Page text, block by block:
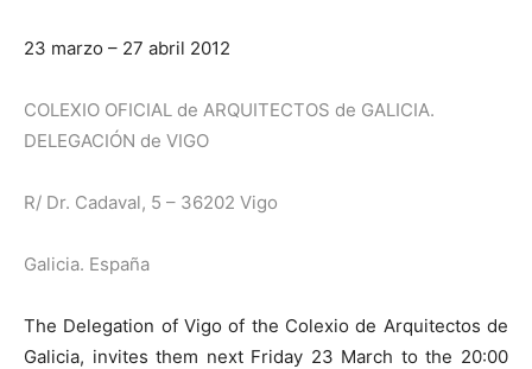
23 marzo – 27 abril 2012
COLEXIO OFICIAL de ARQUITECTOS de GALICIA.
DELEGACIÓN de VIGO
R/ Dr. Cadaval, 5 – 36202 Vigo
Galicia. España
The Delegation of Vigo of the Colexio de Arquitectos de
Galicia, invites them next Friday 23 March to the 20:00